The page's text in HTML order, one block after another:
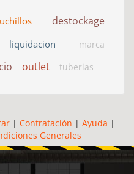
destockage
liquidacion
marca
outlet tuberias
| Contratación | Ayuda |
Generales